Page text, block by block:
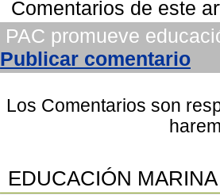
Comentarios de este
PAC promueve
Publicar comentario
Los Comentarios son
EDUCACIÓN